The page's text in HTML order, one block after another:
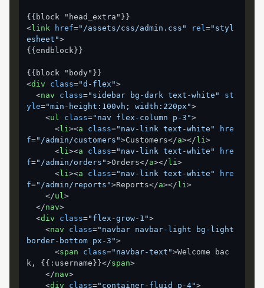
<link href="/assets/css/admin.css" rel="styl
esheet">
{{endblock}}
<div class="d-flex">
<nav class="sidebar bg-dark text-white"
st
yle="min-height:100vh; width:220px">
<ul class="nav flex-column p-3">
<li><a class="nav-link text-white"
hre
f="/admin/customers">Customers</a></ li>
<li><a class="nav-link text-white"
hre
f="/admin/orders">Orders</a></ li>
<li><a class="nav-link text-white"
hre
f="/admin/reports">Reports</a></ li>
</ul>
</nav>
<div class="flex-grow-1">
<nav class="navbar navbar-light bg-light
border-bottom px-3">
<span class="navbar-text">Welcome bac
k, {{:username}}</span>
</nav>
<div class="container-fluid p-4">